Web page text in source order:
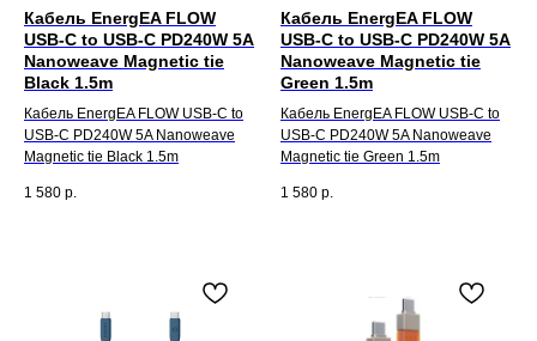
Кабель EnergEA FLOW
USB-C to USB-C PD240W 5A
Nanoweave Magnetic tie
Black 1.5m
Кабель EnergEA FLOW USB-C to
USB-C PD240W 5A Nanoweave
Magnetic tie Black 1.5m
1 580 р.
Кабель EnergEA FLOW
USB-C to USB-C PD240W 5A
Nanoweave Magnetic tie
Green 1.5m
Кабель EnergEA FLOW USB-C to
USB-C PD240W 5A Nanoweave
Magnetic tie Green 1.5m
1 580 р.